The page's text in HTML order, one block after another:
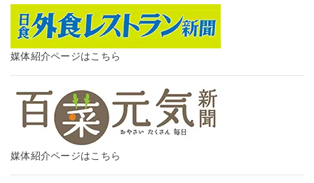
媒体紹介ページはこちら
媒体紹介ページはこちら